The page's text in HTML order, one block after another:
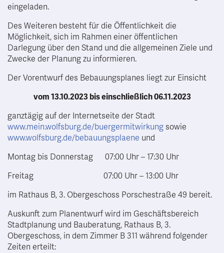
eingeladen.
Des Weiteren besteht für die Öffentlichkeit die
Möglichkeit, sich im Rahmen einer öffentlichen
Darlegung über den Stand und die allgemeinen Ziele und
Zwecke der Planung zu informieren.
Der Vorentwurf des Bebauungsplanes liegt zur Einsicht
vom 13.10.2023 bis einschließlich 06.11.2023
ganztägig auf der Internetseite der Stadt
www.mein.wolfsburg.de/buergermitwirkung sowie
www.wolfsburg.de/bebauungsplaene und
Montag bis Donnerstag 07:00 Uhr – 17:30 Uhr
Freitag 07:00 Uhr – 13:00 Uhr
im Rathaus B, 3. Obergeschoss Porschestraße 49 bereit.
Auskunft zum Planentwurf wird im Geschäftsbereich
Stadtplanung und Bauberatung, Rathaus B, 3.
Obergeschoss, in dem Zimmer B 311 während folgender
Zeiten erteilt: